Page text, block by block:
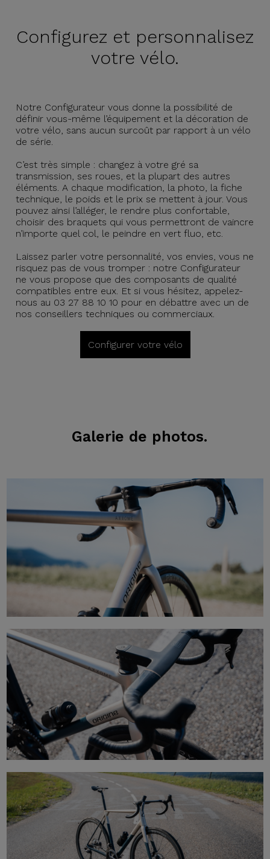
Configurez et personnalisez
votre vélo.
Notre Configurateur vous donne la possibilité de
définir vous-même l’équipement et la décoration de
votre vélo, sans aucun surcoût par rapport à un vélo
de série.
C’est très simple : changez à votre gré sa
transmission, ses roues, et la plupart des autres
éléments. A chaque modification, la photo, la fiche
technique, le poids et le prix se mettent à jour. Vous
pouvez ainsi l’alléger, le rendre plus confortable,
choisir des braquets qui vous permettront de vaincre
n’importe quel col, le peindre en vert fluo, etc.
Laissez parler votre personnalité, vos envies, vous ne
risquez pas de vous tromper : notre Configurateur
ne vous propose que des composants de qualité
compatibles entre eux. Et si vous hésitez, appelez-
nous au 03 27 88 10 10 pour en débattre avec un de
nos conseillers techniques ou commerciaux.
Configurer votre vélo
Galerie de photos.